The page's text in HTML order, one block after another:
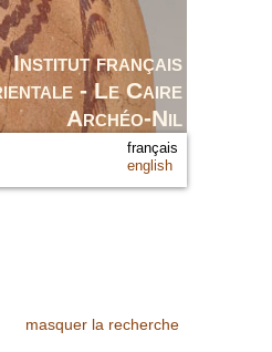
Institut français
- Le Caire
Archéo-Nil
français
english
masquer la recherche